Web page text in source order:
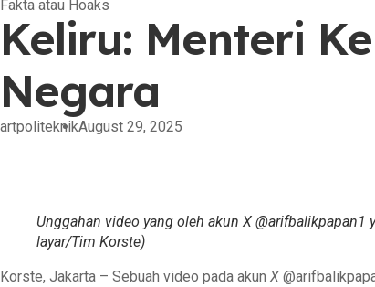
Fakta atau Hoaks
Keliru: Menteri
Negara
artpoliteknikAugust 29, 2025
Unggahan video yang oleh akun X
layar/Tim Korste)
Korste, Jakarta – Sebuah video pada akun X